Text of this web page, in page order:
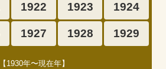
1922 1923 1924
1927 1928 1929
【1930年〜現在年】